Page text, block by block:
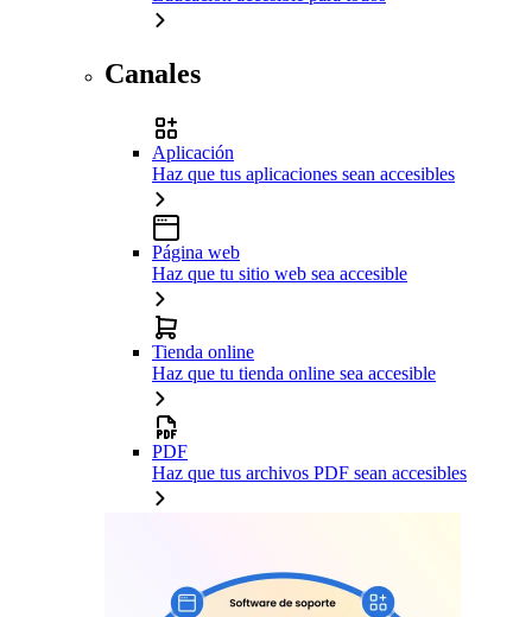
Canales
Aplicación
Haz que tus aplicaciones sean accesibles
Página web
Haz que tu sitio web sea accesible
Tienda online
Haz que tu tienda online sea accesible
PDF
Haz que tus archivos PDF sean accesibles